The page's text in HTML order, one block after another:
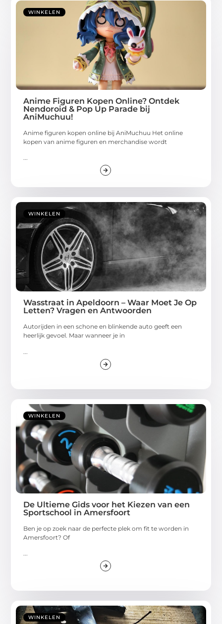
WINKELEN
Anime Figuren Kopen Online? Ontdek
Nendoroid & Pop Up Parade bij
AniMuchuu!
Anime figuren kopen online bij AniMuchuu Het online
kopen van anime figuren en merchandise wordt
...
WINKELEN
Wasstraat in Apeldoorn – Waar Moet Je Op
Letten? Vragen en Antwoorden
Autorijden in een schone en blinkende auto geeft een
heerlijk gevoel. Maar wanneer je in
WINKELEN
De Ultieme Gids voor het Kiezen van een
Sportschool in Amersfoort
Ben je op zoek naar de perfecte plek om fit te worden in
Amersfoort? Of
...
WINKELEN